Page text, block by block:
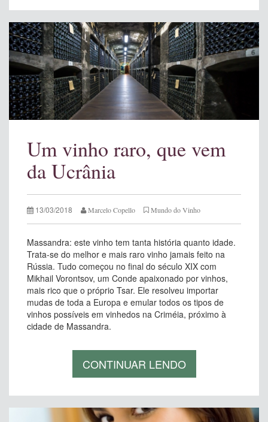
Um vinho raro, que vem
da Ucrânia
13/03/2018 Marcelo Copello Mundo do Vinho
Massandra: este vinho tem tanta história quanto idade.
Trata-se do melhor e mais raro vinho jamais feito na
Rússia. Tudo começou no final do século XIX com
Mikhail Vorontsov, um Conde apaixonado por vinhos,
mais rico que o próprio Tsar. Ele resolveu importar
mudas de toda a Europa e emular todos os tipos de
vinhos possíveis em vinhedos na Criméia, próximo à
cidade de Massandra.
CONTINUAR LENDO